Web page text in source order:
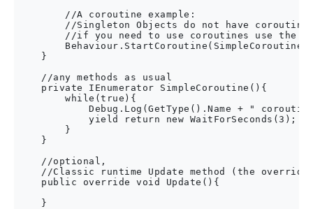
        //A coroutine example:
//Singleton Objects do not have
//if you need to use coroutines use the
    }
    //any methods as usual
    private IEnumerator SimpleCoroutine(){
        while(true){
Debug.Log(GetType().Name + "
            yield return new WaitForSeconds(3);
        }
    }
    //optional,
//Classic runtime Update method (the
    public override void Update(){
    }